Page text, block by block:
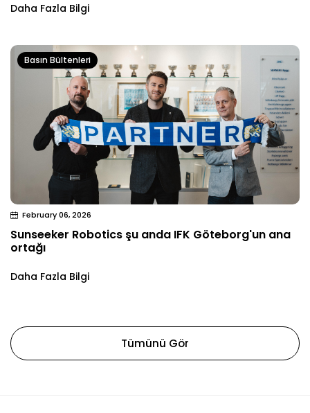
Daha Fazla Bilgi
Basın Bültenleri
February 06, 2026
Sunseeker Robotics şu anda IFK Göteborg'un ana
ortağı
Daha Fazla Bilgi
Tümünü Gör